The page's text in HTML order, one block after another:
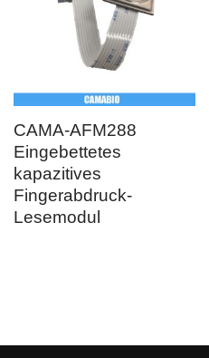
CAMA-AFM288
Eingebettetes
kapazitives
Fingerabdruck-
Lesemodul